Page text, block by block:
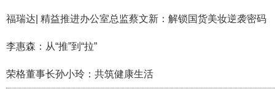
福瑞达| 精益推进办公室总监蔡文新：解锁国货美妆逆袭密码
李惠森：从“推”到“拉”
荣格董事长孙小玲：共筑健康生活